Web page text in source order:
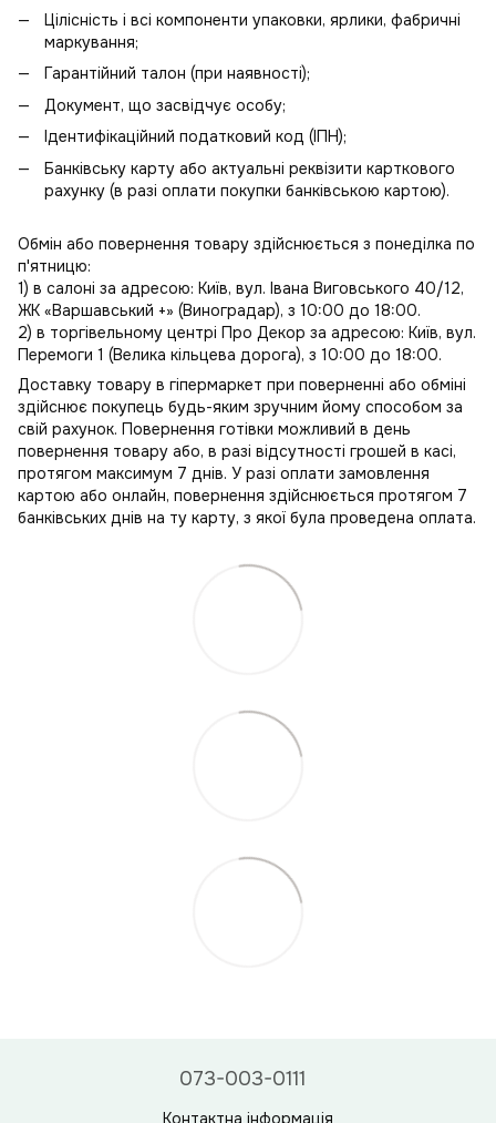
Цілісність і всі компоненти упаковки, ярлики, фабричні
маркування;
Гарантійний талон (при наявності);
Документ, що засвідчує особу;
Ідентифікаційний податковий код (ІПН);
Банківську карту або актуальні реквізити карткового
рахунку (в разі оплати покупки банківською картою).
Обмін або повернення товару здійснюється з понеділка по
п'ятницю:
1) в салоні за адресою: Київ, вул. Івана Виговського 40/12,
ЖК «Варшавський +» (Виноградар), з 10:00 до 18:00.
2) в торгівельному центрі Про Декор за адресою: Київ, вул.
Перемоги 1 (Велика кільцева дорога), з 10:00 до 18:00.
Доставку товару в гіпермаркет при поверненні або обміні
здійснює покупець будь-яким зручним йому способом за
свій рахунок. Повернення готівки можливий в день
повернення товару або, в разі відсутності грошей в касі,
протягом максимум 7 днів. У разі оплати замовлення
картою або онлайн, повернення здійснюється протягом 7
банківських днів на ту карту, з якої була проведена оплата.
073-003-0111
Контактна інформація